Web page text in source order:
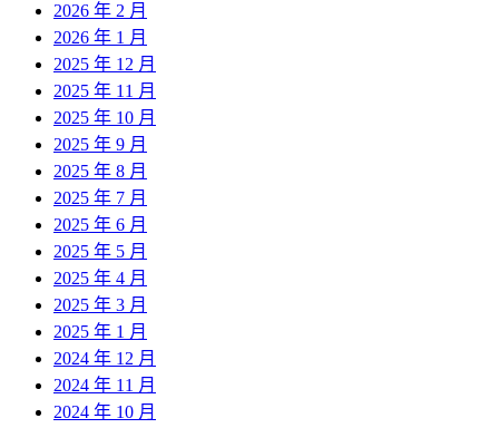
2026 年 2 月
2026 年 1 月
2025 年 12 月
2025 年 11 月
2025 年 10 月
2025 年 9 月
2025 年 8 月
2025 年 7 月
2025 年 6 月
2025 年 5 月
2025 年 4 月
2025 年 3 月
2025 年 1 月
2024 年 12 月
2024 年 11 月
2024 年 10 月